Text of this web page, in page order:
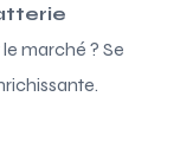
marché ? Se